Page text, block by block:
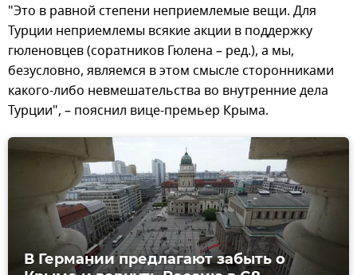
"Это в равной степени неприемлемые вещи. Для
Турции неприемлемы всякие акции в поддержку
гюленовцев (соратников Гюлена – ред.), а мы,
безусловно, являемся в этом смысле сторонниками
какого-либо невмешательства во внутренние дела
Турции", – пояснил вице-премьер Крыма.
В Германии предлагают забыть о